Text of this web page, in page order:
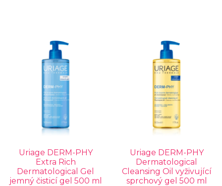
Uriage DERM-PHY
Extra Rich
Dermatological Gel
jemný čisticí gel 500 ml
Uriage DERM-PHY
Dermatological
Cleansing Oil vyživující
sprchový gel 500 ml